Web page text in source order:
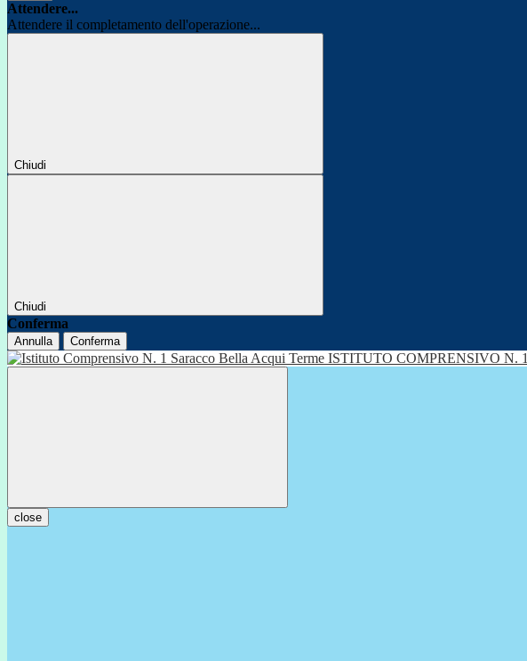
Attendere...
Attendere il completamento dell'operazione...
Chiudi
Chiudi
Conferma
Annulla Conferma
ISTITUTO COMPRENSIVO N. 1
close